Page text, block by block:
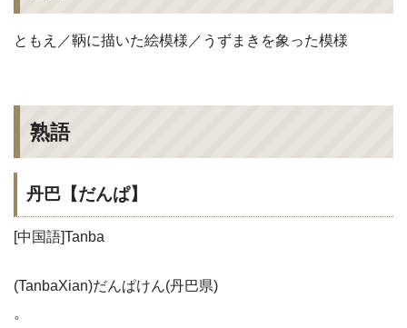
ともえ／鞆に描いた絵模様／うずまきを象った模様
熟語
丹巴【だんぱ】
[中国語]Tanba
(TanbaXian)だんぱけん(丹巴県)
。